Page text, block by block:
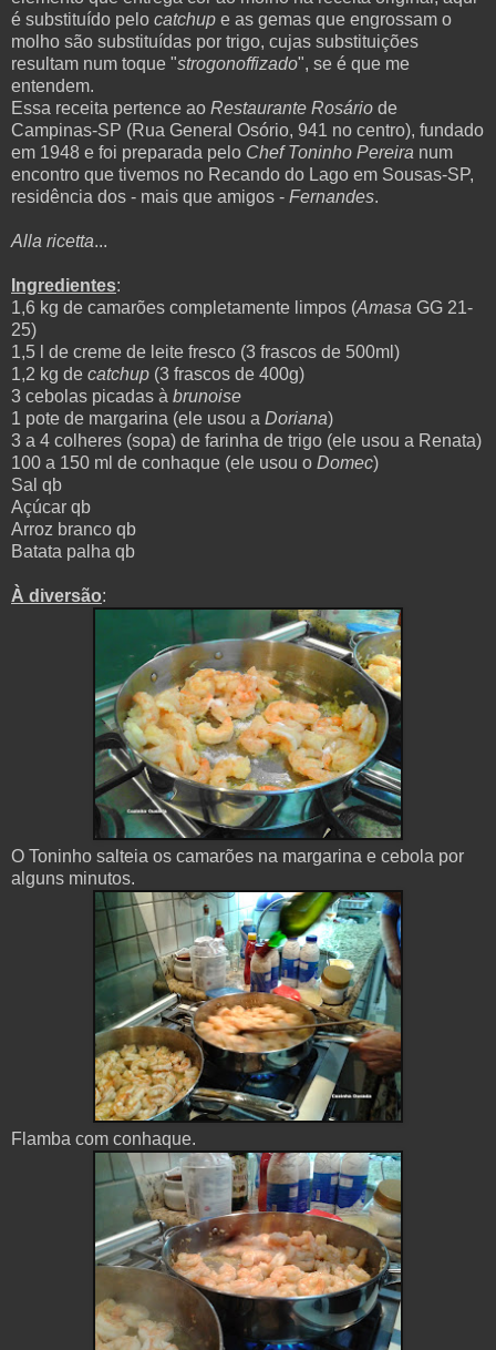
é substituído pelo catchup e as gemas que engrossam o
molho são substituídas por trigo, cujas substituições
resultam num toque "strogonoffizado", se é que me
entendem.
Essa receita pertence ao Restaurante Rosário de
Campinas-SP (Rua General Osório, 941 no centro), fundado
em 1948 e foi preparada pelo Chef Toninho Pereira num
encontro que tivemos no Recando do Lago em Sousas-SP,
residência dos - mais que amigos - Fernandes.
Alla ricetta...
Ingredientes:
1,6 kg de camarões completamente limpos (Amasa GG 21-
25)
1,5 l de creme de leite fresco (3 frascos de 500ml)
1,2 kg de catchup (3 frascos de 400g)
3 cebolas picadas à brunoise
1 pote de margarina (ele usou a Doriana)
3 a 4 colheres (sopa) de farinha de trigo (ele usou a Renata)
100 a 150 ml de conhaque (ele usou o Domec)
Sal qb
Açúcar qb
Arroz branco qb
Batata palha qb
À diversão:
O Toninho salteia os camarões na margarina e cebola por
alguns minutos.
Flamba com conhaque.